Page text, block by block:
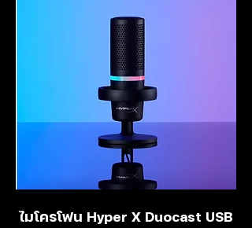
ไมโครโฟน Hyper X Duocast USB